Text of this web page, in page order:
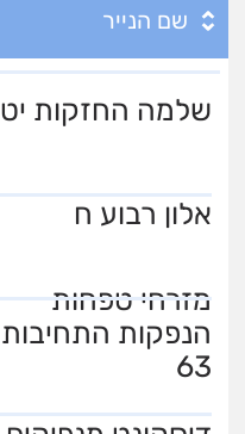
שם הנייר
שלמה החזקות יט
אלון רבוע ח
מזרחי טפחות
הנפקות התחיבות
63